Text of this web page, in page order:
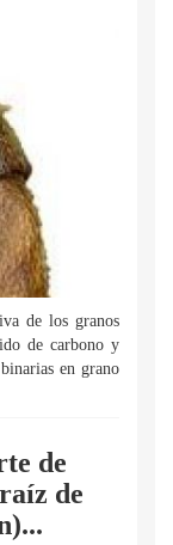
de los granos
de carbono y
en grano
de
de